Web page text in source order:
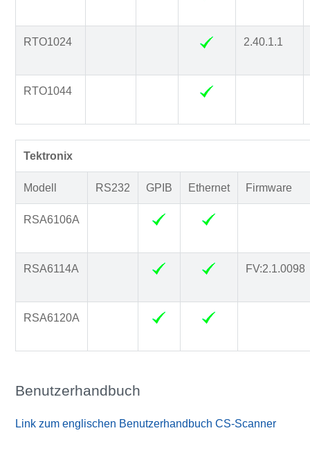
RTO1024 2.40.1.1
RTO1044
Tektronix
Modell RS232 GPIB Ethernet Firmware
RSA6106A
RSA6114A FV:2.1.0098
RSA6120A
Benutzerhandbuch
Link zum englischen Benutzerhandbuch CS-Scanner